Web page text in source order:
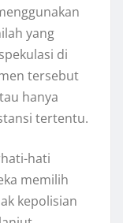
yang
di
tersebut
hanya
tertentu.
hati
memilih
kepolisian